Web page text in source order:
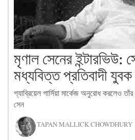
মৃণাল সেনের ইন্টারভিউ:
মধ্যবিত্ত প্রতিবাদী যুবক
গ্যাব্রিয়েল গার্সিয়া মার্কেজ অনুরোধ করলেও
সেন
TAPAN MALLICK CHOWDHURY